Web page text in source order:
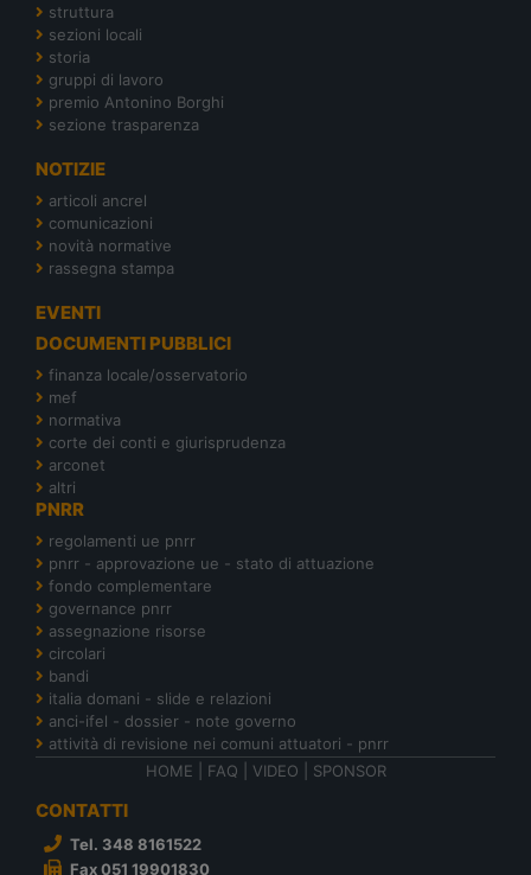
struttura
sezioni locali
storia
gruppi di lavoro
premio Antonino Borghi
sezione trasparenza
NOTIZIE
articoli ancrel
comunicazioni
novità normative
rassegna stampa
EVENTI
DOCUMENTI PUBBLICI
finanza locale/osservatorio
mef
normativa
corte dei conti e giurisprudenza
arconet
altri
PNRR
regolamenti ue pnrr
pnrr - approvazione ue - stato di attuazione
fondo complementare
governance pnrr
assegnazione risorse
circolari
bandi
italia domani - slide e relazioni
anci-ifel - dossier - note governo
attività di revisione nei comuni attuatori - pnrr
HOME
FAQ VIDEO SPONSOR
CONTATTI
Tel. 348 8161522
Fax 051 19901830